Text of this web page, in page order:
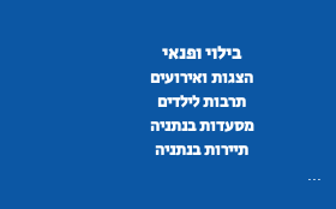
בילוי ופנאי
הצגות ואירועים
תרבות לילדים
מסעדות בנתניה
תיירות בנתניה
...